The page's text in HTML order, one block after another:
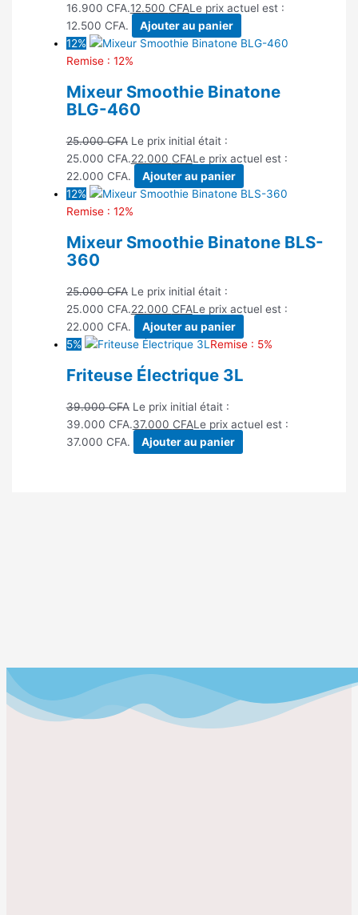
16.900 CFA.12.500 CFALe prix actuel est :
12.500 CFA.
Ajouter au panier
12%
Remise : 12%
Mixeur Smoothie Binatone
BLG-460
25.000CFA Le prix initial était :
25.000 CFA.22.000 CFALe prix actuel est :
22.000 CFA.
Ajouter au panier
12%
Remise : 12%
Mixeur Smoothie Binatone BLS-
360
25.000CFA Le prix initial était :
25.000 CFA.22.000 CFALe prix actuel est :
22.000 CFA.
Ajouter au panier
5%
Remise : 5%
Friteuse Électrique 3L
39.000CFA Le prix initial était :
39.000 CFA.37.000 CFALe prix actuel est :
37.000 CFA.
Ajouter au panier